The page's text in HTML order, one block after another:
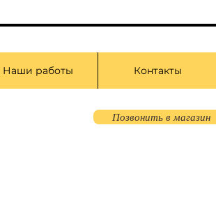
Наши работы Контакты
Позвонить в магазин